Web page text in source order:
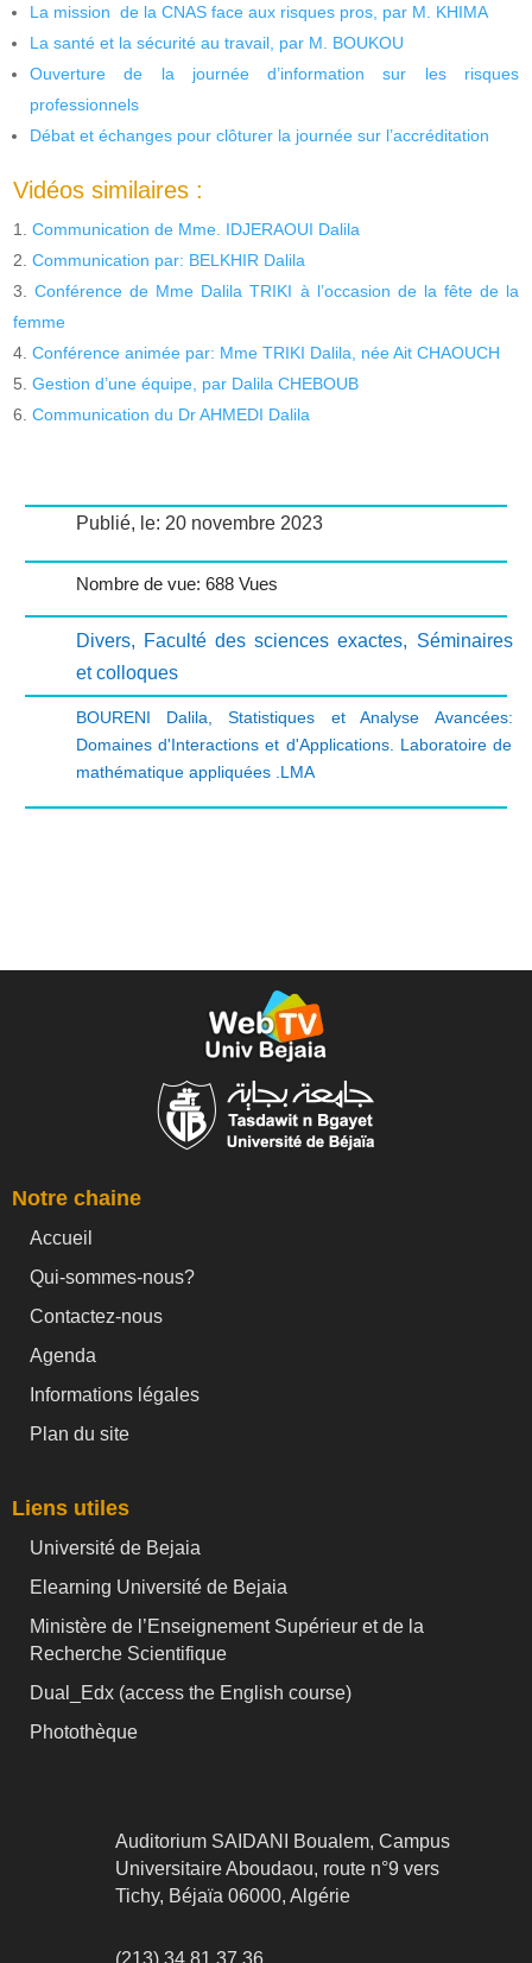
La mission de la CNAS face aux risques pros, par M. KHIMA
La santé et la sécurité au travail, par M. BOUKOU
Ouverture de la journée d’information sur les risques
professionnels
Débat et échanges pour clôturer la journée sur l’accréditation
Vidéos similaires :
Communication de Mme. IDJERAOUI Dalila
Communication par: BELKHIR Dalila
Conférence de Mme Dalila TRIKI à l’occasion de la fête de la
femme
Conférence animée par: Mme TRIKI Dalila, née Ait CHAOUCH
Gestion d’une équipe, par Dalila CHEBOUB
Communication du Dr AHMEDI Dalila
Publié, le: 20 novembre 2023
Nombre de vue: 688 Vues
Divers, Faculté des sciences exactes, Séminaires
et colloques
BOURENI Dalila ,Statistiques et Analyse Avancées:
Domaines d'Interactions et d'Applications. Laboratoire de
mathématique appliquées .LMA
Notre chaine
Accueil
Qui-sommes-nous?
Contactez-nous
Agenda
Informations légales
Plan du site
Liens utiles
Université de Bejaia
Elearning Université de Bejaia
Ministère de l’Enseignement Supérieur et de la
Recherche Scientifique
Dual_Edx (access the English course)
Photothèque
Auditorium SAIDANI Boualem, Campus
Universitaire Aboudaou, route n°9 vers
Tichy, Béjaïa 06000, Algérie
(213) 34 81 37 36